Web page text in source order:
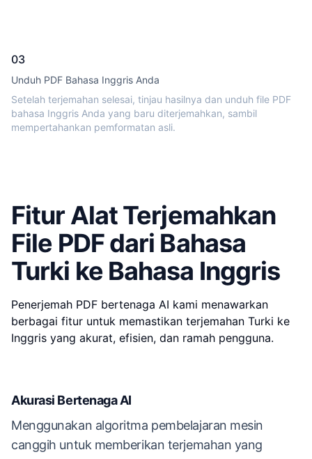
03
Unduh PDF Bahasa Inggris Anda
Setelah terjemahan selesai, tinjau hasilnya dan unduh file PDF
bahasa Inggris Anda yang baru diterjemahkan, sambil
mempertahankan pemformatan asli.
Fitur Alat Terjemahkan
File PDF dari Bahasa
Turki ke Bahasa Inggris
Penerjemah PDF bertenaga AI kami menawarkan
berbagai fitur untuk memastikan terjemahan Turki ke
Inggris yang akurat, efisien, dan ramah pengguna.
Akurasi Bertenaga AI
Menggunakan algoritma pembelajaran mesin
canggih untuk memberikan terjemahan yang